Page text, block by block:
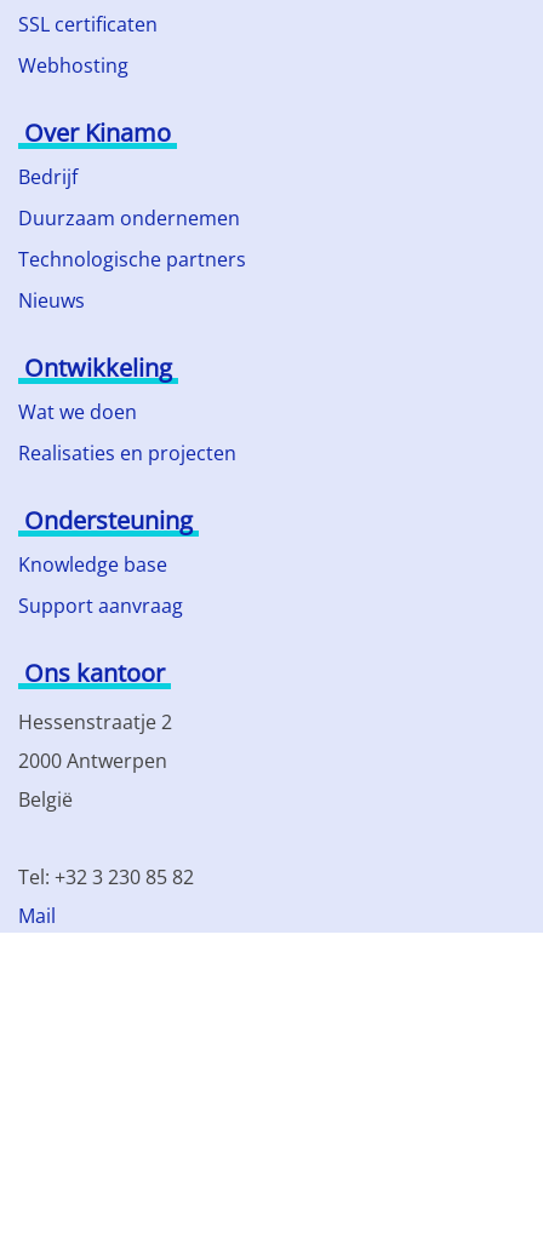
SSL certificaten
Webhosting
Over Kinamo
Bedrijf
Duurzaam ondernemen
Technologische partners
Nieuws
Ontwikkeling
Wat we doen
Realisaties en projecten
Ondersteuning
Knowledge base
Support aanvraag
Ons kantoor
Hessenstraatje 2
2000 Antwerpen
België
Tel: +32 3 230 85 82
Mail